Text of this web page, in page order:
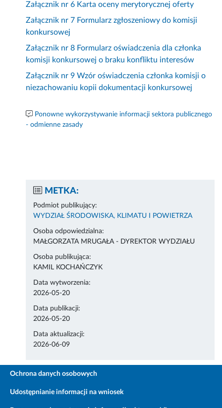
Załącznik nr 6 Karta oceny merytorycznej oferty
Załącznik nr 7 Formularz zgłoszeniowy do komisji
konkursowej
Załącznik nr 8 Formularz oświadczenia dla członka
komisji konkursowej o braku konfliktu interesów
Załącznik nr 9 Wzór oświadczenia członka komisji o
niezachowaniu kopii dokumentacji konkursowej
Ponowne wykorzystywanie informacji sektora publicznego
- odmienne zasady
METKA:
Podmiot publikujący:
WYDZIAŁ ŚRODOWISKA, KLIMATU I POWIETRZA
Osoba odpowiedzialna:
MAŁGORZATA MRUGAŁA - DYREKTOR WYDZIAŁU
Osoba publikująca:
KAMIL KOCHAŃCZYK
Data wytworzenia:
2026-05-20
Data publikacji:
2026-05-20
Data aktualizacji:
2026-06-09
Ochrona danych osobowych
Udostępnianie informacji na wniosek